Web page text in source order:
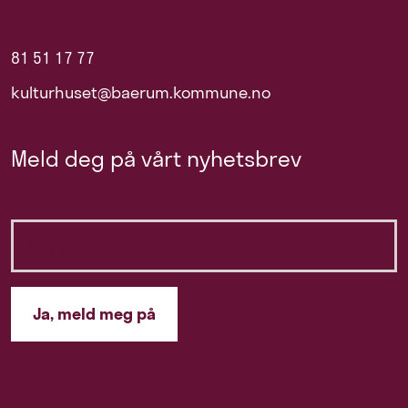
81 51 17 77
kulturhuset@baerum.kommune.no
Meld deg på vårt nyhetsbrev